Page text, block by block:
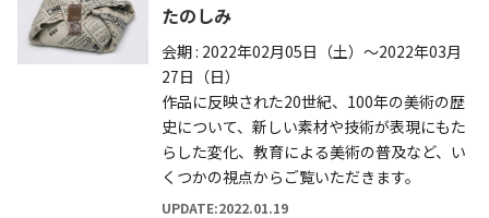
たのしみ
会期 : 2022年02月05日（土）～2022年03月
27日（日）
作品に反映された20世紀、100年の美術の歴
史について、新しい素材や技術が表現にもた
らした変化、教育による美術の普及など、い
くつかの視点からご覧いただきます。
UPDATE:2022.01.19